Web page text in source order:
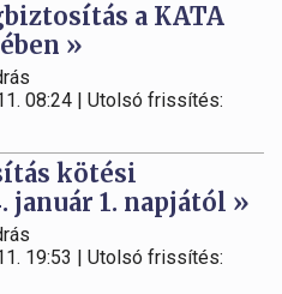
a KATA
»
08:24 | Utolsó frissítés:
kötési
január 1. napjától »
19:53 | Utolsó frissítés: